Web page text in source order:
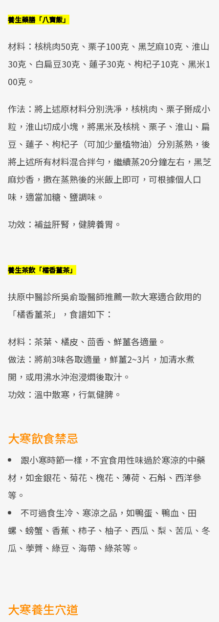
養生藥膳「八寶飯」
材料：核桃肉50克、栗子100克、黑芝麻10克、淮山
30克、白扁豆30克、蓮子30克、枸杞子10克、黑米1
00克。
作法：將上述原材料分別洗凈，核桃肉、栗子掰成小
粒，淮山切成小塊，將黑米及核桃、栗子、淮山、扁
豆、蓮子、枸杞子（可加少量植物油）分別蒸熟，後
將上述所有材料混合拌勻，繼續蒸20分鐘左右，黑芝
麻炒香，撒在蒸熟後的米飯上即可，可根據個人口
味，適當加糖、鹽調味。
功效：補益肝腎，健脾養胃。
養生茶飲「橘香薑茶」
扶原中醫診所吳俞璇醫師推薦一款大寒適合飲用的
「橘香薑茶」，食譜如下：
材料：茶葉、橘皮、茴香、鮮薑各適量。
做法：將前3味各取適量，鮮薑2~3片，加清水煮
開，或用沸水沖泡浸燜後取汁。
功效：溫中散寒，行氣健脾。
大寒飲食禁忌
跟小寒時節一樣，不宜食用性味過於寒涼的中藥
材，如金銀花、菊花、槐花、薄荷、石斛、西洋參
等。
不可過食生冷、寒涼之品，如鴨蛋、鴨血、田
螺、螃蟹、香蕉、柿子、柚子、西瓜、梨、苦瓜、冬
瓜、荸薺、綠豆、海帶、綠茶等。
大寒養生穴道